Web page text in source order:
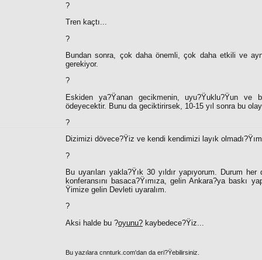
?
Tren kaçtı...
?
Bundan sonra, çok daha önemli, çok daha etkili ve
gerekiyor.
?
Eskiden ya?Ÿanan gecikmenin, uyu?Ÿuklu?Ÿun ve
ödeyecektir. Bunu da geciktirirsek, 10-15 yıl sonra bu
?
Dizimizi dövece?Ÿiz ve kendi kendimizi layık
?
Bu uyarıları yakla?Ÿık 30 yıldır yapıyorum. Durum
konferansını basaca?Ÿımıza, gelin Ankara?ya baskı
Ÿimize gelin Devleti uyaralım.
?
Aksi halde bu ?oyunu? kaybedece?Ÿiz...
Bu yazılara cnnturk.com'dan da eri?Ÿebilirsiniz.